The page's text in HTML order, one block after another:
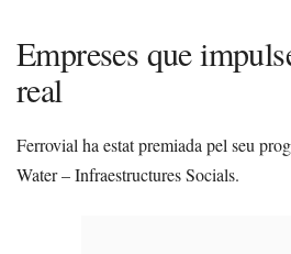
Empreses que
real
Ferrovial ha estat premiada pel seu
Water – Infraestructures Socials.